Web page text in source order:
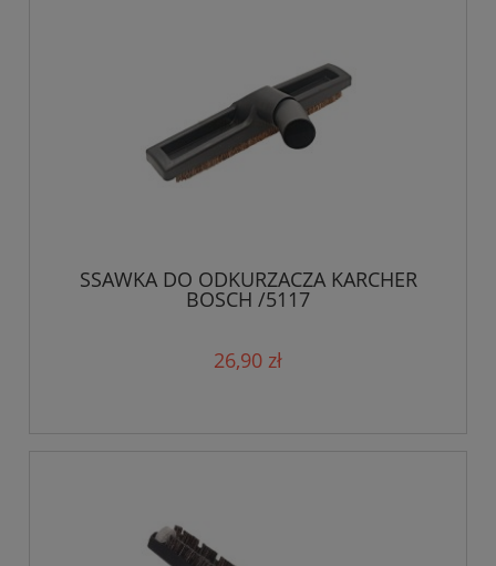
SSAWKA DO ODKURZACZA KARCHER
BOSCH /5117
26,90 zł